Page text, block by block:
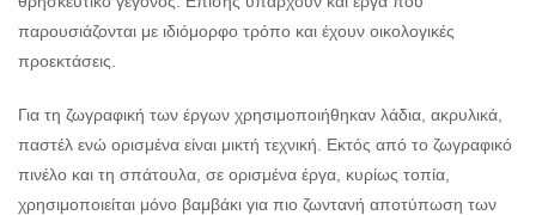
παρουσιάζονται με ιδιόμορφο τρόπο και έχουν οικολογικές
προεκτάσεις.
Για τη ζωγραφική των έργων χρησιμοποιήθηκαν λάδια, ακρυλικά,
παστέλ ενώ ορισμένα είναι μικτή τεχνική. Εκτός από το ζωγραφικό
πινέλο και τη σπάτουλα, σε ορισμένα έργα, κυρίως τοπία,
χρησιμοποιείται μόνο βαμβάκι για πιο ζωντανή αποτύπωση των